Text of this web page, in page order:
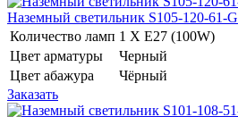
Наземный светильник S105-120-61-G
Количество ламп 1 Х E27 (100W)
Цвет арматуры
Черный
Цвет абажура
Чёрный
Заказать